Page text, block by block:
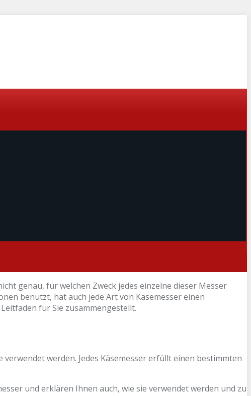
genau, für welchen Zweck jedes einzelne dieser Messer
benutzt, hat auch jede Art von Käsemesser einen
für Sie zusammengestellt.
werden. Jedes Käsemesser erfüllt einen bestimmten
und erklären Ihnen auch, wie sie verwendet werden und zu